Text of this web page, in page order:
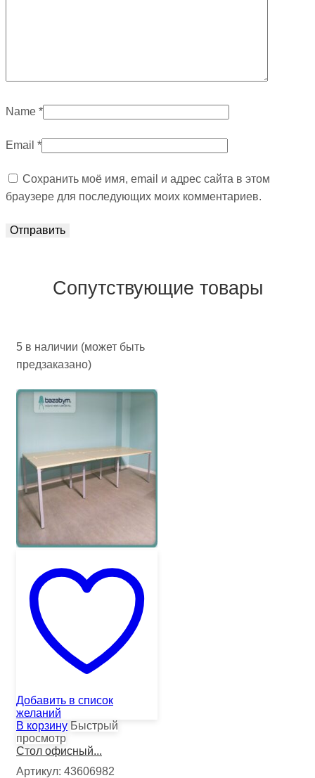
Name *
Email *
Сохранить моё имя, email и адрес сайта в этом
браузере для последующих моих комментариев.
Сопутствующие товары
5 в наличии (может быть
предзаказано)
Добавить в список
желаний
В корзину Быстрый
просмотр
Стол офисный...
Артикул: 43606982